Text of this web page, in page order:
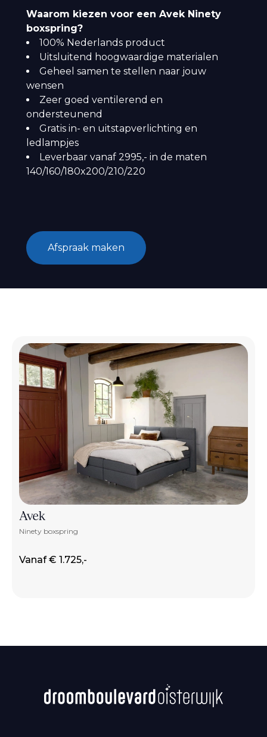
Waarom kiezen voor een Avek Ninety
boxspring?
100% Nederlands product
Uitsluitend hoogwaardige materialen
Geheel samen te stellen naar jouw
wensen
Zeer goed ventilerend en
ondersteunend
Gratis in- en uitstapverlichting en
ledlampjes
Leverbaar vanaf 2995,- in de maten
140/160/180x200/210/220
Afspraak maken
Avek
Ninety boxspring
Vanaf € 1.725,-